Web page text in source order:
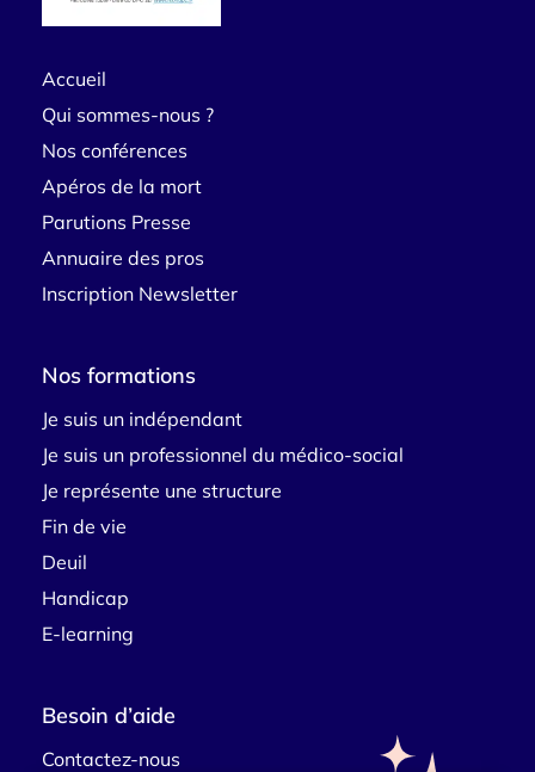
Accueil
Qui sommes-nous ?
Nos conférences
Apéros de la mort
Parutions Presse
Annuaire des pros
Inscription Newsletter
Nos formations
Je suis un indépendant
Je suis un professionnel du médico-social
Je représente une structure
Fin de vie
Deuil
Handicap
E-learning
Besoin d’aide
Contactez-nous